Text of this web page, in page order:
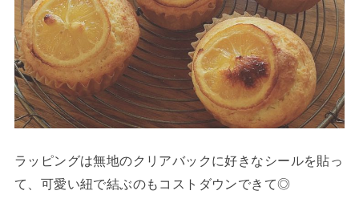
ラッピングは無地のクリアバックに好きなシールを貼っ
て、可愛い紐で結ぶのもコストダウンできて◎